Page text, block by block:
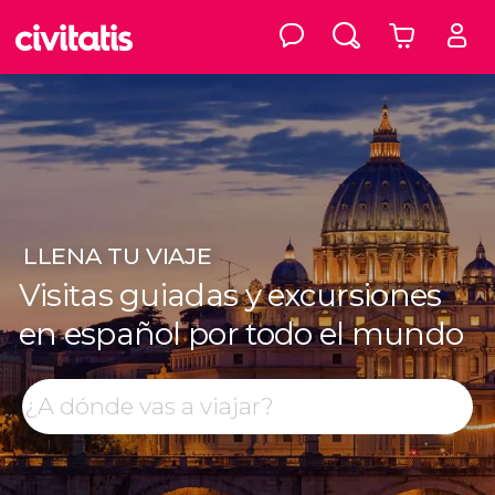
LLENA TU VIAJE
Visitas guiadas y excursiones
en español por todo el mundo
Buscar
Top destinos